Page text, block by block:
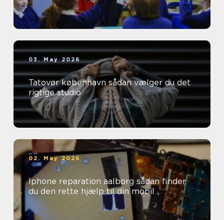
03. May 2026
Tatovør københavn sådan vælger du det
rigtige studio
02. May 2026
Iphone reparation aalborg sådan finder
du den rette hjælp til din mobil